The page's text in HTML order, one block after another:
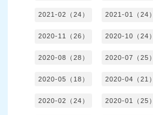
2021-02（24） 2021-01（24）
2020-11（26） 2020-10（24）
2020-08（28） 2020-07（25）
2020-05（18） 2020-04（21）
2020-02（24） 2020-01（25）